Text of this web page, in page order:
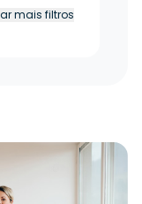
mais filtros